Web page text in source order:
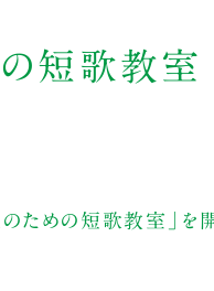
の短歌教室
ための短歌教室」を開